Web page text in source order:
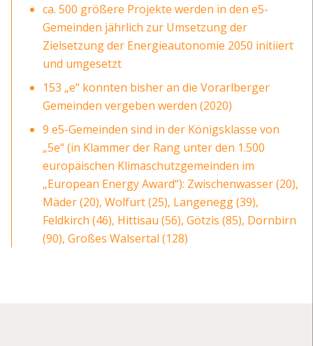
ca. 500 größere Projekte werden in den e5-
Gemeinden jährlich zur Umsetzung der
Zielsetzung der Energieautonomie 2050 initiiert
und umgesetzt
153 „e“ konnten bisher an die Vorarlberger
Gemeinden vergeben werden (2020)
9 e5-Gemeinden sind in der Königsklasse von
„5e“ (in Klammer der Rang unter den 1.500
europäischen Klimaschutzgemeinden im
„European Energy Award“): Zwischenwasser (20),
Mäder (20), Wolfurt (25), Langenegg (39),
Feldkirch (46), Hittisau (56), Götzis (85), Dornbirn
(90), Großes Walsertal (128)